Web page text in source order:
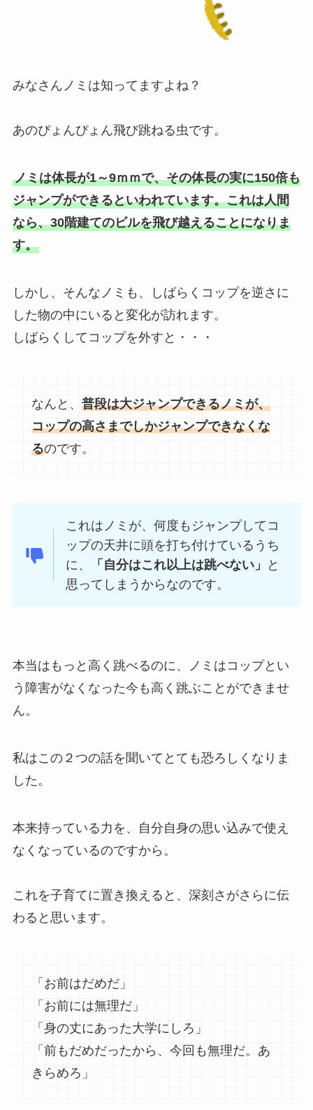
みなさんノミは知ってますよね？
あのぴょんぴょん飛び跳ねる虫です。
ノミは体長が1～9ｍｍで、その体長の実に150倍も
ジャンプができるといわれています。これは人間
なら、30階建てのビルを飛び越えることになりま
す。
しかし、そんなノミも、しばらくコップを逆さに
した物の中にいると変化が訪れます。
しばらくしてコップを外すと・・・
なんと、 普段は大ジャンプできるノミが、
コップの高さまでしかジャンプできなくな
るのです。
これはノミが、何度もジャンプしてコ
ップの天井に頭を打ち付けているうち
に、
「自分はこれ以上は跳べない」
と
思ってしまうからなのです。
本当はもっと高く跳べるのに、ノミはコップとい
う障害がなくなった今も高く跳ぶことができませ
ん。
私はこの２つの話を聞いてとても恐ろしくなりま
した。
本来持っている力を、自分自身の思い込みで使え
なくなっているのですから。
これを子育てに置き換えると、深刻さがさらに伝
わると思います。
「お前はだめだ」
「お前には無理だ」
「身の丈にあった大学にしろ」
「前もだめだったから、今回も無理だ。あ
きらめろ」